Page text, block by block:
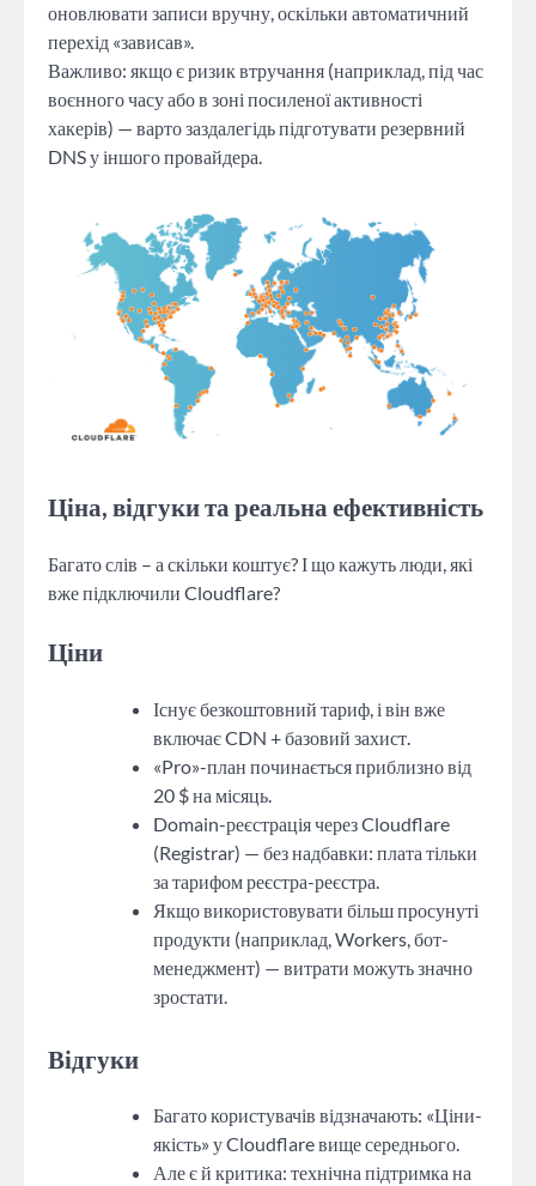
оновлювати записи вручну, оскільки автоматичний
перехід «зависав».
Важливо: якщо є ризик втручання (наприклад, під час
воєнного часу або в зоні посиленої активності
хакерів) — варто заздалегідь підготувати резервний
DNS у іншого провайдера.
Ціна, відгуки та реальна ефективність
Багато слів – а скільки коштує? І що кажуть люди, які
вже підключили Cloudflare?
Ціни
Існує безкоштовний тариф, і він вже
включає CDN + базовий захист.
«Pro»-план починається приблизно від
20 $ на місяць.
Domain-реєстрація через Cloudflare
(Registrar) — без надбавки: плата тільки
за тарифом реєстра-реєстра.
Якщо використовувати більш просунуті
продукти (наприклад, Workers, бот-
менеджмент) — витрати можуть значно
зростати.
Відгуки
Багато користувачів відзначають: «Ціни-
якість» у Cloudflare вище середнього.
Але є й критика: технічна підтримка на